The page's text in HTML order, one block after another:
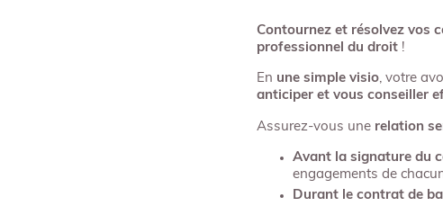
Contournez et résolvez vos
professionnel du droit !
En une simple visio, votre
anticiper et vous conseiller
Assurez-vous une relation
Avant la signature du
engagements de
Durant le contrat de